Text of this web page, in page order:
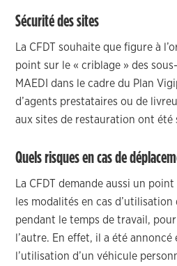
Sécurité des sites
La CFDT souhaite que figure à
point sur le « criblage » des
MAEDI dans le cadre du Plan
d’agents prestataires ou de
aux sites de restauration ont été
Quels risques en cas de
La CFDT demande aussi un
les modalités en cas d’utilisation
pendant le temps de travail, pour
l’autre. En effet, il a été
l’utilisation d’un véhicule